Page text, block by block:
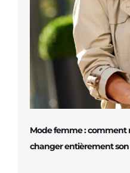
Mode femme : comment
changer entièrement son